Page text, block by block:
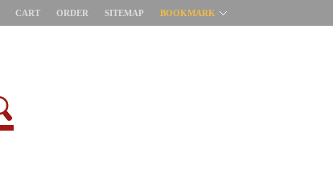
CART ORDER SITEMAP BOOKMARK